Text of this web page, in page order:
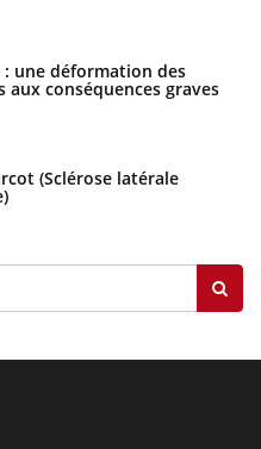
: une déformation des
aux conséquences graves
(Sclérose latérale